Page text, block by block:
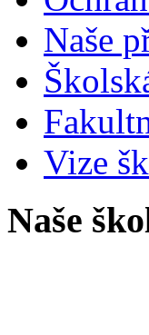
Naše
Vize
Naše